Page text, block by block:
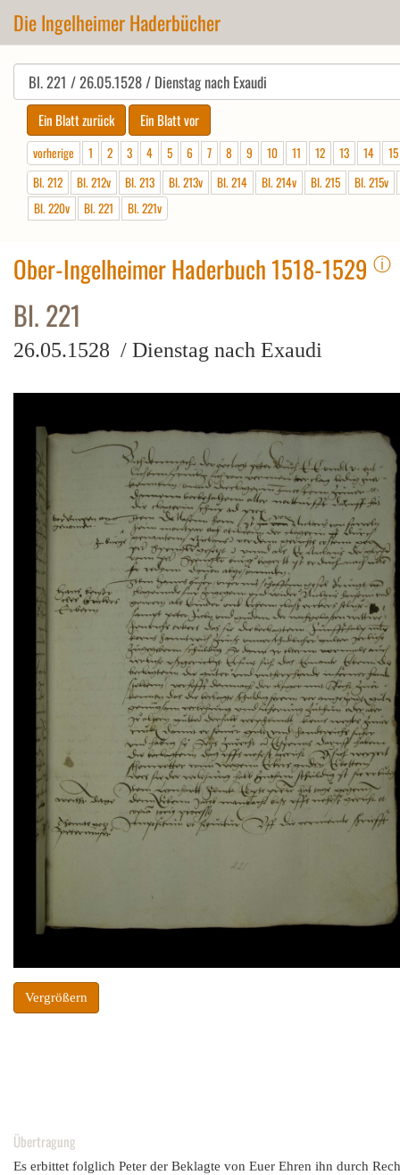
Die Ingelheimer Haderbücher
vorherige 1 2 3 4 5 6 7 8 9 10 11 12 13 14
15
Bl. 212
Bl. 212v Bl. 213 Bl. 213v Bl. 214 Bl. 214v Bl. 215
Bl. 215v
Bl. 220v
Bl. 221 Bl. 221v
Ober-Ingelheimer Haderbuch 1518-1529 ⓘ
Bl. 221
26.05.1528 / Dienstag nach Exaudi
Vergrößern
Übertragung
Es erbittet folglich Peter der Beklagte von Euer Ehren ihn durch